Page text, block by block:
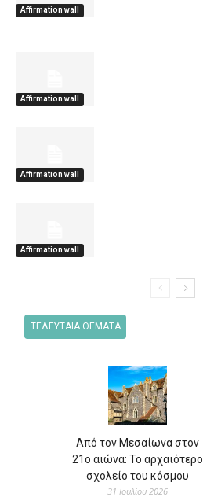
Affirmation wall
Affirmation wall
Affirmation wall
Affirmation wall
ΤΕΛΕΥΤΑΙΑ ΘΕΜΑΤΑ
Από τον Μεσαίωνα στον
21ο αιώνα: Το αρχαιότερο
σχολείο του κόσμου
31 Ιουλίου 2026